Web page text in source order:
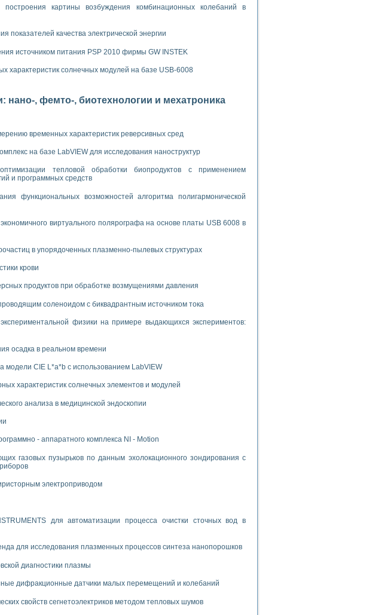
полигармонической экстраполяции
LabVIEW
систем и средств управления»
карты ПК
NATIONAL INSTRUMENTS в Нижегородском госуниверситете им. Н.И. Лобачевского
систем МИРЭА
работы в ИКТ насыщенной среде
систем МИРЭА
колледже связи и информатики
картины возбуждения комбинационных колебаний в
показателей качества электрической энергии
источником питания PSP 2010 фирмы GW INSTEK
характеристик солнечных модулей на базе USB-6008
нано-, фемто-, биотехнологии и мехатроника
временных характеристик реверсивных сред
на базе LabVIEW для исследования наноструктур
тепловой обработки биопродуктов с применением
и программных средств
функциональных возможностей алгоритма полигармонической
виртуального полярографа на основе платы USB 6008 в
в упорядоченных плазменно-пылевых структурах
крови
продуктов при обработке возмущениями давления
соленоидом с биквадрантным источником тока
физики на примере выдающихся экспериментов:
осадка в реальном времени
CIE L*a*b с использованием LabVIEW
характеристик солнечных элементов и модулей
анализа в медицинской эндоскопии
- аппаратного комплекса NI - Motion
газовых пузырьков по данным эхолокационного зондирования с
электроприводом
для автоматизации процесса очистки сточных вод в
для исследования плазменных процессов синтеза нанопорошков
диагностики плазмы
дифракционные датчики малых перемещений и колебаний
свойств сегнетоэлектриков методом тепловых шумов